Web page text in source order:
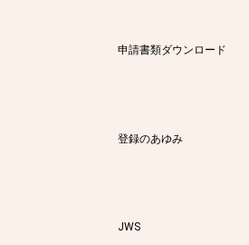
申請書類ダウンロード
登録のあゆみ
JWS